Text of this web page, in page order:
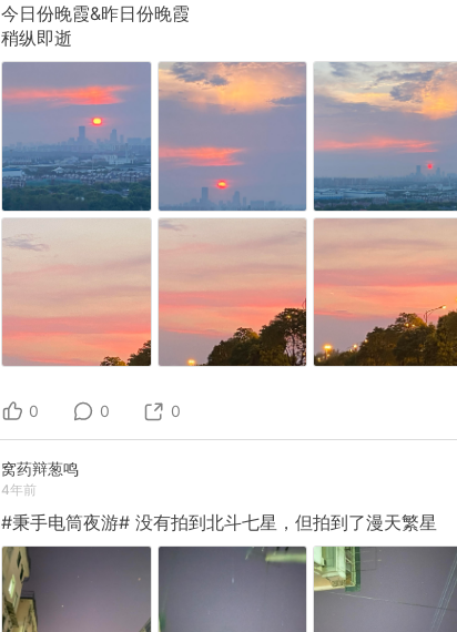
在环境变量中填写上面两行，微秘书 APIKEY 和微秘书
APISECRET来自于第二步中拿到的。 8.点击【部署】，1
分钟不到该服务状态就会变为”运行中“ 四、登录个人微信
1.进入微秘书：https://wechat.aibotk.com 2.进入首页，
微秘书状态那里应该会出现扫码登录的二维码； 3.用个人
微信扫码进行登录；（强烈建议使用自己平常不用的小号
进行登录） 五、测试 1.用你的个人微信向上一步扫码登录
的小号发消息，查看你是否能收到消息； 2.如果收不到消
息，进入在sealos中创建的应用，点击日志查看错误原
因； 到了这里，你就拿到了一个可以在微信中对话的 AI
机器人了，后续我会再写一遍分享，说明下如何通过 工作
流（Workflow） 将滴答清单、flomo、Cubox 加入到微信
今日份晚霞&昨日份晚霞
稍纵即逝
0 0 0
窝药辩葱鸣
4年前
#秉手电筒夜游# 没有拍到北斗七星，但拍到了漫天繁星